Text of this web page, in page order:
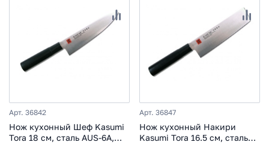
Арт. 36842
Нож кухонный Шеф Kasumi
Tora 18 см, сталь AUS-6A,
Арт. 36847
Нож кухонный Накири
Kasumi Tora 16.5 см, сталь